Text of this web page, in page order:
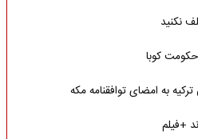
نکنید
کوبا
به امضای توافقنامه مکه
+فیلم